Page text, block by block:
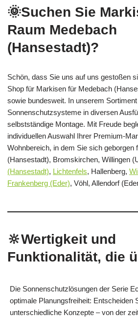
🌞Suchen Sie
Raum Medebach
(Hansestadt)?
Schön, dass Sie uns auf uns gestoßen
Shop für Markisen für Medebach
sowie bundesweit. In unserem
Sonnenschutzsysteme in diversen
selbstständige Montage. Mit Freude
individuellen Auswahl Ihrer Premium-
Wohnbereich, in dem Sie sich geborgen
(Hansestadt), Bromskirchen, Willingen
(Hansestadt), Lichtenfels, Hallenberg,
Frankenberg (Eder), Vöhl, Allendorf
🔆Wertigkeit und
Funktionalität, die
Die Sonnenschutzlösungen der Serie
optimale Planungsfreiheit: Entscheiden
unterschiedliche Konzepte – von der